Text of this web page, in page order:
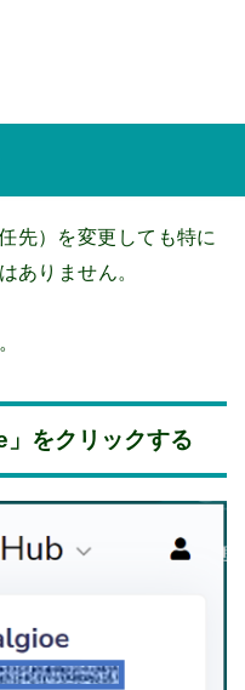
先）を変更しても特に
ありません。
をクリックする